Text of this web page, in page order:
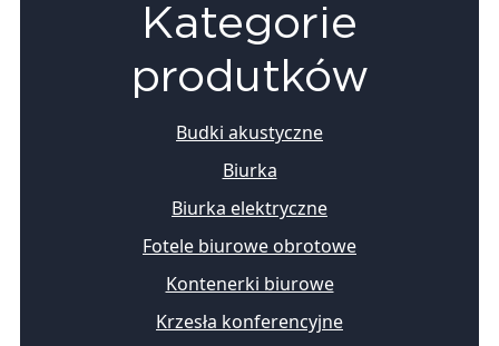
Kategorie
produtków
Budki akustyczne
Biurka
Biurka elektryczne
Fotele biurowe obrotowe
Kontenerki biurowe
Krzesła konferencyjne